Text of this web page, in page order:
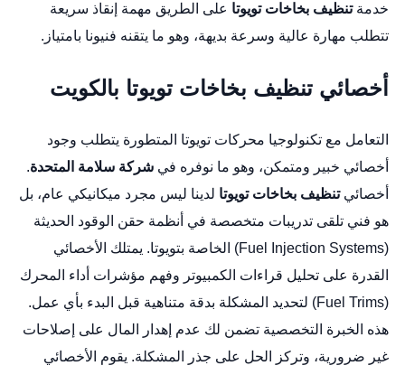
خدمةتنظيف بخاخات تويوتا على الطريق مهمة إنقاذ سريعة
تتطلب مهارة عالية وسرعة بديهة، وهو ما يتقنه فنيونا بامتياز.
أخصائي تنظيف بخاخات تويوتا بالكويت
التعامل مع تكنولوجيا محركات تويوتا المتطورة يتطلب وجود
أخصائي خبير ومتمكن، وهو ما نوفره في شركة سلامة المتحدة.
أخصائيتنظيف بخاخات تويوتا لدينا ليس مجرد ميكانيكي عام، بل
هو فني تلقى تدريبات متخصصة في أنظمة حقن الوقود الحديثة
(Fuel Injection Systems) الخاصة بتويوتا. يمتلك الأخصائي
القدرة على تحليل قراءات الكمبيوتر وفهم مؤشرات أداء المحرك
(Fuel Trims) لتحديد المشكلة بدقة متناهية قبل البدء بأي عمل.
هذه الخبرة التخصصية تضمن لك عدم إهدار المال على إصلاحات
غير ضرورية، وتركز الحل على جذر المشكلة. يقوم الأخصائي